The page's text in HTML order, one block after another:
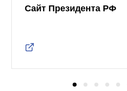
Сайт Президента РФ